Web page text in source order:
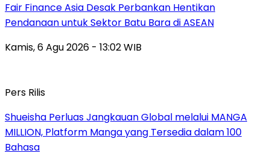
Fair Finance Asia Desak Perbankan Hentikan
Pendanaan untuk Sektor Batu Bara di ASEAN
Kamis, 6 Agu 2026 - 13:02 WIB
Pers Rilis
Shueisha Perluas Jangkauan Global melalui MANGA
MILLION, Platform Manga yang Tersedia dalam 100
Bahasa